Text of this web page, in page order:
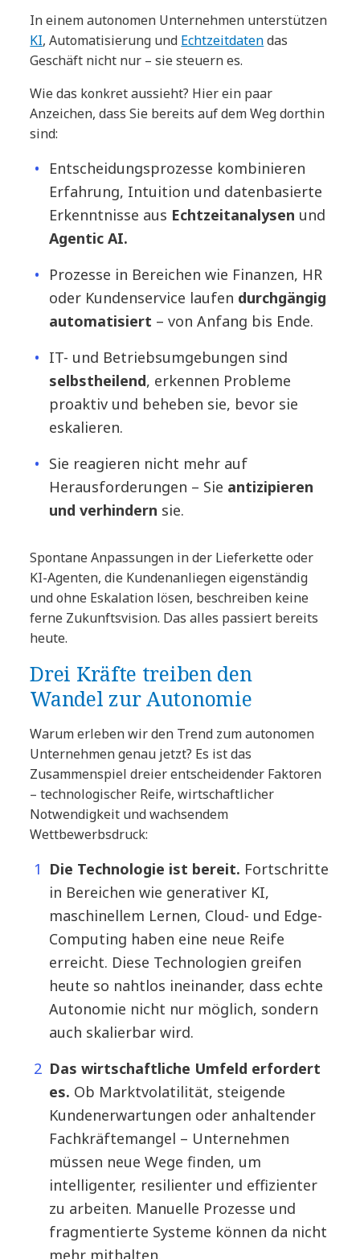
In einem autonomen Unternehmen unterstützen
KI, Automatisierung und Echtzeitdatendas
Geschäft nicht nur – sie steuern es.
Wie das konkret aussieht? Hier ein paar
Anzeichen, dass Sie bereits auf dem Weg dorthin
sind:
Entscheidungsprozesse kombinieren
Erfahrung, Intuition und datenbasierte
Erkenntnisse aus Echtzeitanalysen und
Agentic AI.
Prozesse in Bereichen wie Finanzen, HR
oder Kundenservice laufen durchgängig
automatisiert – von Anfang bis Ende.
IT- und Betriebsumgebungen sind
selbstheilend, erkennen Probleme
proaktiv und beheben sie, bevor sie
eskalieren.
Sie reagieren nicht mehr auf
Herausforderungen – Sie antizipieren
und verhindern sie.
Spontane Anpassungen in der Lieferkette oder
KI-Agenten, die Kundenanliegen eigenständig
und ohne Eskalation lösen, beschreiben keine
ferne Zukunftsvision. Das alles passiert bereits
heute.
Drei Kräfte treiben den
Wandel zur Autonomie
Warum erleben wir den Trend zum autonomen
Unternehmen genau jetzt? Es ist das
Zusammenspiel dreier entscheidender Faktoren
– technologischer Reife, wirtschaftlicher
Notwendigkeit und wachsendem
Wettbewerbsdruck:
Die Technologie ist bereit. Fortschritte
in Bereichen wie generativer KI,
maschinellem Lernen, Cloud- und Edge-
Computing haben eine neue Reife
erreicht. Diese Technologien greifen
heute so nahtlos ineinander, dass echte
Autonomie nicht nur möglich, sondern
auch skalierbar wird.
Das wirtschaftliche Umfeld erfordert
es. Ob Marktvolatilität, steigende
Kundenerwartungen oder anhaltender
Fachkräftemangel – Unternehmen
müssen neue Wege finden, um
intelligenter, resilienter und effizienter
zu arbeiten. Manuelle Prozesse und
fragmentierte Systeme können da nicht
mehr mithalten.